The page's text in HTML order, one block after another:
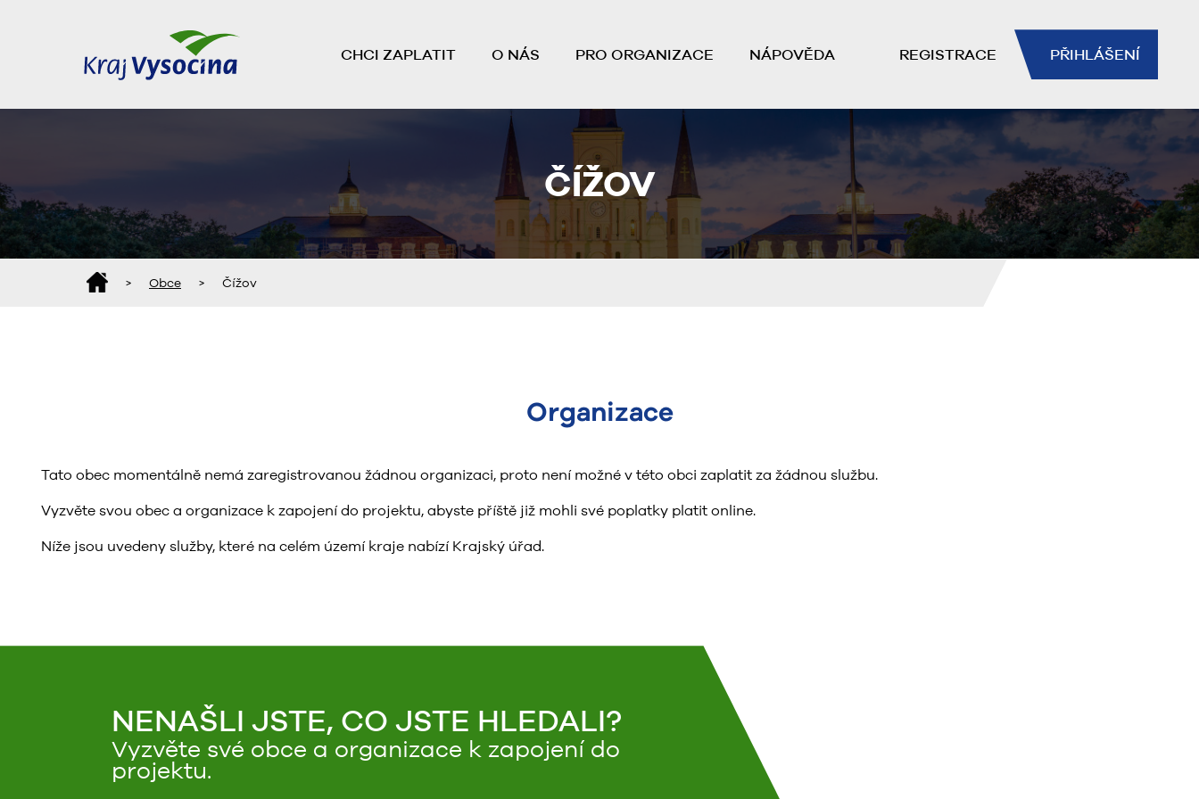
CHCI ZAPLATIT O NÁS PRO ORGANIZACE NÁPOVĚDA REGISTRACE PŘIHLÁŠENÍ
ČÍŽOV
> Obce > Čížov
Organizace
Tato obec momentálně nemá zaregistrovanou žádnou organizaci, proto není možné v této obci zaplatit za žádnou službu.
Vyzvěte svou obec a organizace k zapojení do projektu, abyste příště již mohli své poplatky platit online.
Níže jsou uvedeny služby, které na celém území kraje nabízí Krajský úřad.
NENAŠLI JSTE, CO JSTE HLEDALI?
Vyzvěte své obce a organizace k zapojení do
projektu.